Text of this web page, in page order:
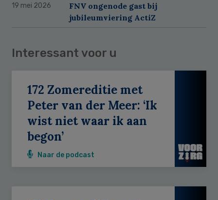
19 mei 2026
FNV ongenode gast bij
jubileumviering ActiZ
Interessant voor u
172 Zomereditie met
Peter van der Meer: ‘Ik
wist niet waar ik aan
begon’
Naar de podcast